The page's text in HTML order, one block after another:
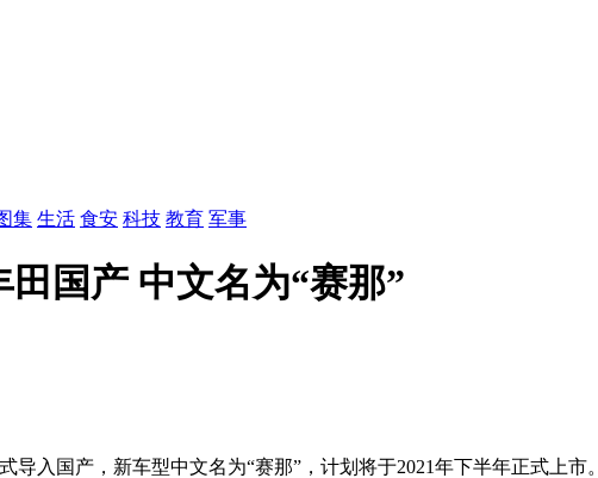
集 生活 食安 科技 教育 军事
国产 中文名为“赛那”
入国产，新车型中文名为“赛那”，计划将于2021年下半年正式上市。